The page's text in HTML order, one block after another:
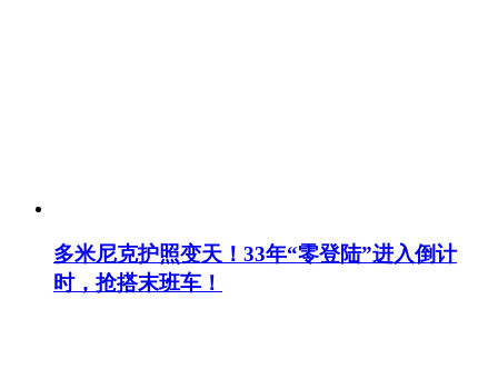
多米尼克护照变天！33年“零登陆”进入倒计
时，抢搭末班车！